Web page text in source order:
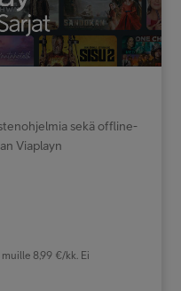
sekä offline-
Viaplayn
8,99 €/kk. Ei